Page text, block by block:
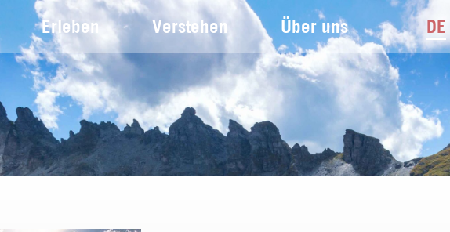
Erleben Verstehen Über uns DE